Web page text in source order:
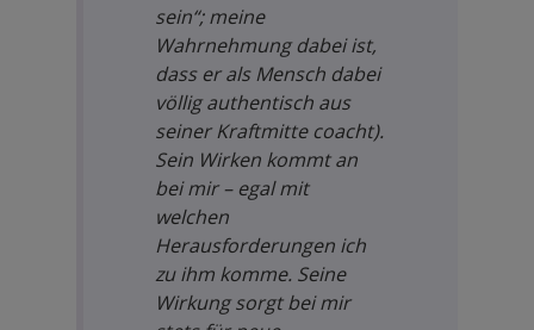
sein“; meine
Wahrnehmung dabei ist,
dass er als Mensch dabei
völlig authentisch aus
seiner Kraftmitte coacht).
Sein Wirken kommt an
bei mir – egal mit
welchen
Herausforderungen ich
zu ihm komme. Seine
Wirkung sorgt bei mir